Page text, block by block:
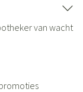
van wacht